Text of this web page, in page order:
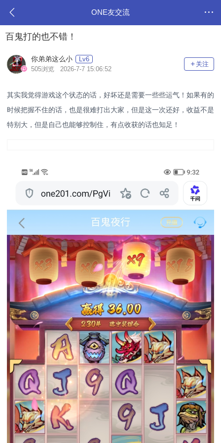
ONE友交流
百鬼打的也不错！
你弟弟这么小
Lv6
505浏览 2026-7-7 15:06:52
关注
其实我觉得游戏这个状态的话，好坏还是需要一些些运气！如果有的
时候把握不住的话，也是很难打出大家，但是这一次还好，收益不是
特别大，但是自己也能够控制住，有点收获的话也知足！